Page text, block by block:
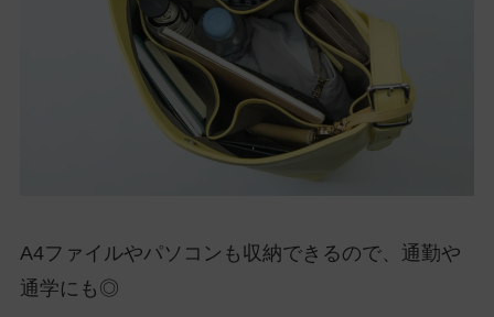
A4ファイルやパソコンも収納できるので、通勤や
通学にも◎